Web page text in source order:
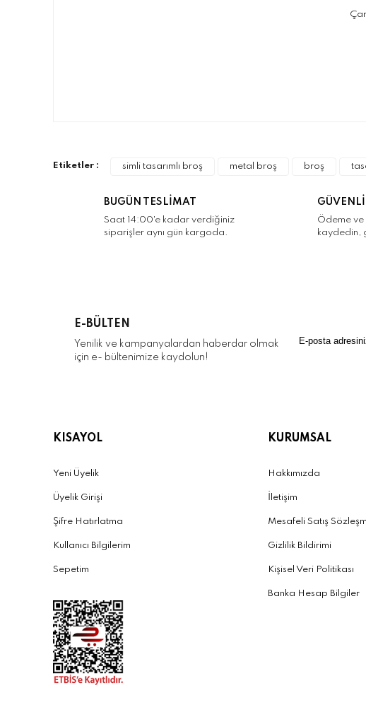
Ürün bilgilerinde hatalar bulunuyor.
Ürün fiyatı diğer sitelerden daha pahalı.
Bu ürüne benzer farklı alternatifler olmalı.
Etiketler : simli tasarımlı broş metal broş broş
BUGÜN TESLİMAT
Saat 14:00'e kadar verdiğiniz
siparişler aynı gün kargoda.
Ödeme
kaydedin,
E-BÜLTEN
Yenilik ve kampanyalardan haberdar olmak
için e- bültenimize kaydolun!
KISAYOL
Yeni Üyelik
Üyelik Girişi
Şifre Hatırlatma
Kullanıcı Bilgilerim
Sepetim
KURUMSAL
Hakkımızda
İletişim
Mesafeli Satış
Gizlilik Bildirimi
Kişisel Veri Politikası
Banka Hesap Bilgiler